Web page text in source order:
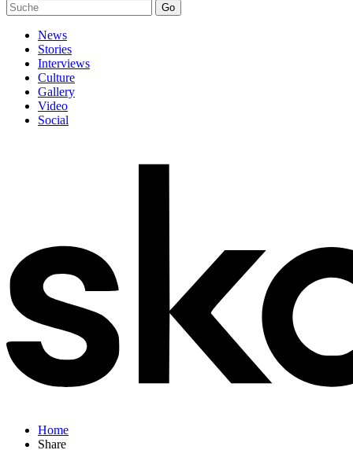
Go
News
Stories
Interviews
Culture
Gallery
Video
Social
Home
Share